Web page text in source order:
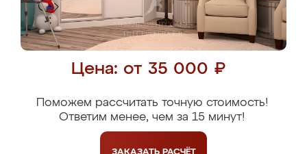
Цена: от 35 000 ₽
Поможем рассчитать точную стоимость!
Ответим менее, чем за 15 минут!
ЗАКАЗАТЬ РАСЧЁТ